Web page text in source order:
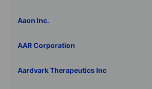
Aaon Inc.
AAR Corporation
Aardvark Therapeutics Inc